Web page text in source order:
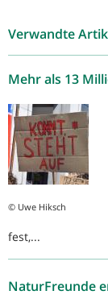
Verwandte
Mehr als 13
© Uwe Hiksch
fest,...
NaturFreunde